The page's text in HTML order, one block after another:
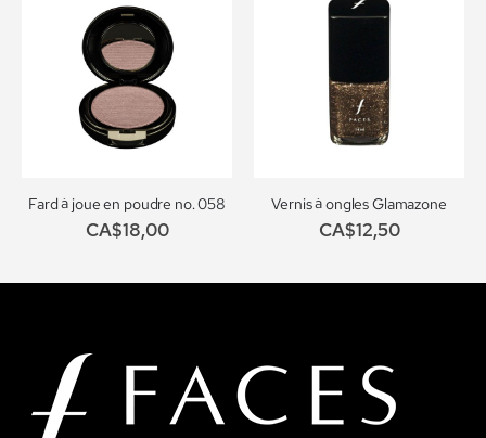
Fard à joue en poudre no. 058
CA$18,00
Vernis à ongles Glamazone
CA$12,50